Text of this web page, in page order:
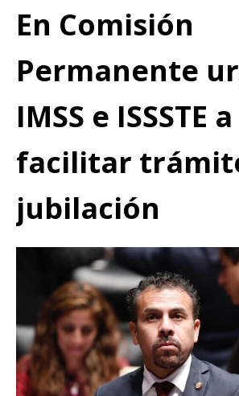
En Comisión
Permanente
IMSS e ISSSTE a
facilitar
jubilación